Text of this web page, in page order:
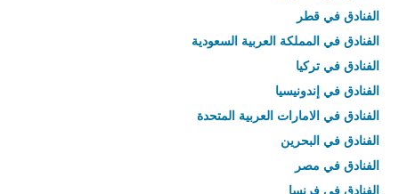
الفنادق في قطر
الفنادق في المملكة العربية السعودية
الفنادق في تركيا
الفنادق في إندونيسيا
الفنادق في الامارات العربية المتحدة
الفنادق في البحرين
الفنادق في مصر
الفنادق في فرنسا